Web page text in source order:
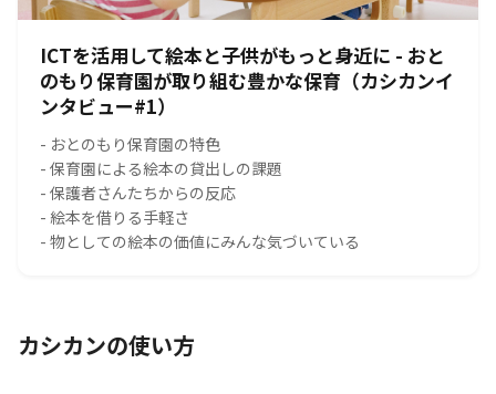
ICTを活用して絵本と子供がもっと身近に - おと
のもり保育園が取り組む豊かな保育（カシカンイ
ンタビュー#1）
- おとのもり保育園の特色
- 保育園による絵本の貸出しの課題
- 保護者さんたちからの反応
- 絵本を借りる手軽さ
- 物としての絵本の価値にみんな気づいている
カシカンの使い方